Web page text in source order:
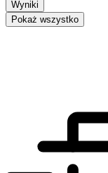
Wyniki
Pokaż wszystko